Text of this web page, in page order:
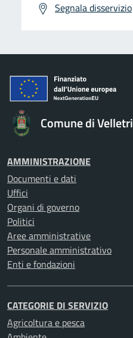
Segnala disservizio
Comune di Velletri
AMMINISTRAZIONE
Documenti e dati
Uffici
Organi di governo
Politici
Aree amministrative
Personale amministrativo
Enti e fondazioni
CATEGORIE DI SERVIZIO
Agricoltura e pesca